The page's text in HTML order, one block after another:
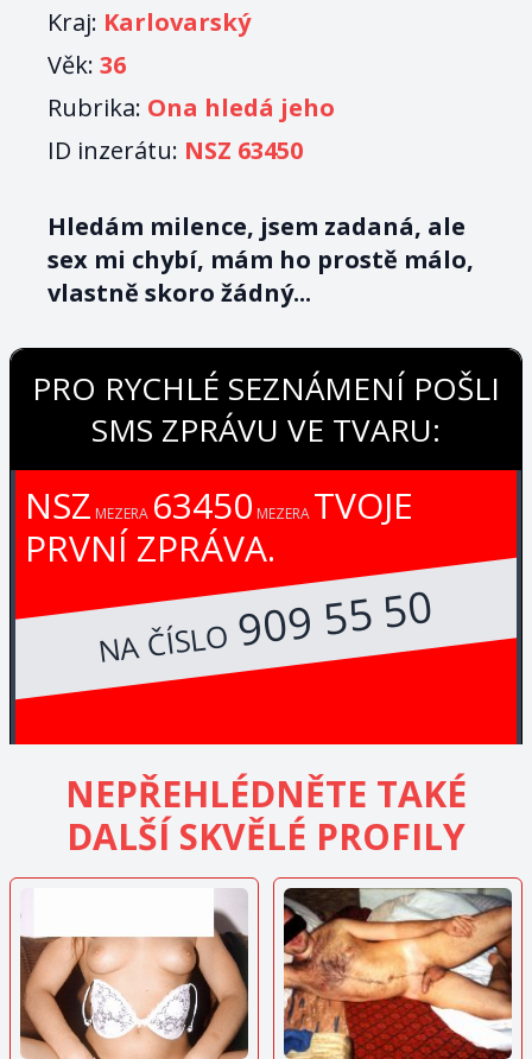
Kraj: Karlovarský
Věk: 36
Rubrika: Ona hledá jeho
ID inzerátu: NSZ 63450
Hledám milence, jsem zadaná, ale
sex mi chybí, mám ho prostě málo,
vlastně skoro žádný...
PRO RYCHLÉ SEZNÁMENÍ POŠLI
SMS ZPRÁVU VE TVARU:
NSZ MEZERA 63450 MEZERA TVOJE
PRVNÍ ZPRÁVA.
NA ČÍSLO909 55 50
NEPŘEHLÉDNĚTE TAKÉ
DALŠÍ SKVĚLÉ PROFILY
ZOBRAZIT
INZERÁT
ZOBRAZIT
INZERÁT